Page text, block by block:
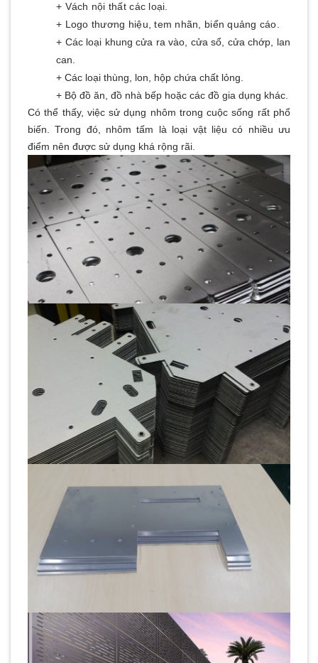
+ Vách nội thất các loại.
+ Logo thương hiệu, tem nhãn, biển quảng cáo.
+ Các loại khung cửa ra vào, cửa sổ, cửa chớp, lan
can.
+ Các loại thùng, lon, hộp chứa chất lỏng.
+ Bộ đồ ăn, đồ nhà bếp hoặc các đồ gia dụng khác.
Có thể thấy, việc sử dụng nhôm trong cuộc sống rất phổ
biến. Trong đó, nhôm tấm là loại vật liệu có nhiều ưu
điểm nên được sử dụng khá rộng rãi.